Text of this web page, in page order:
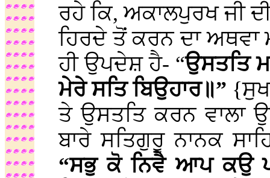
ਰਹੇ ਕਿ, ਅਕਾਲਪੁਰਖ ਜੀ
ਹਿਰਦੇ ਤੋਂ ਕਰਨ ਦਾ
ਹੀ ਉਪਦੇਸ਼ ਹੈ- “ਉਸਤਤਿ
ਮੇਰੇ ਸਤਿ ਬਿਉਹਾਰ॥”
ਤੇ ਉਸਤਤਿ ਕਰਨ ਵਾਲਾ
ਬਾਰੇ ਸਤਿਗੁਰੂ ਨਾਨਕ
“ਸਭੁ ਕੋ ਨਿਵੈ ਆਪ ਕਉ